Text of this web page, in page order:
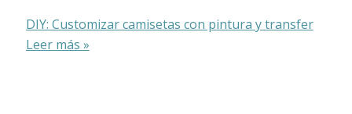
DIY: Customizar camisetas con pintura y transfer
Leer más »